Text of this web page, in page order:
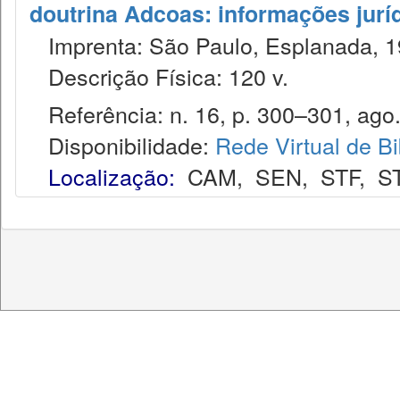
doutrina Adcoas: informações
Imprenta: São Paulo, Esplanada,
Descrição Física: 120 v.
Referência: n. 16, p. 300–301,
Disponibilidade: Rede Virtual de
Localização: CAM, SEN, STF,